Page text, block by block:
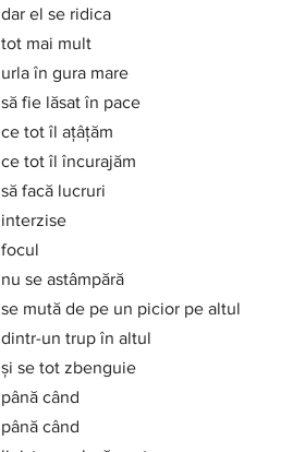
dar el se ridica
tot mai mult
urla în gura mare
să fie lăsat în pace
ce tot îl ațâțăm
ce tot îl încurajăm
să facă lucruri
interzise
focul
nu se astâmpără
se mută de pe un picior pe altul
dintr-un trup în altul
și se tot zbenguie
până când
până când